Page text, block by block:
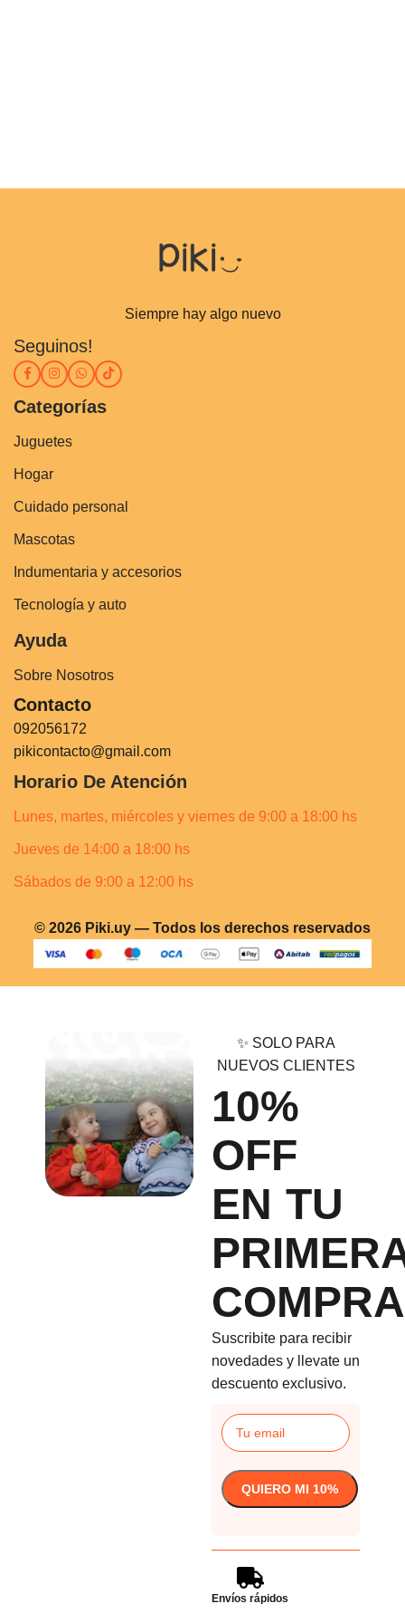
Siempre hay algo nuevo
Seguinos!
Categorías
Juguetes
Hogar
Cuidado personal
Mascotas
Indumentaria y accesorios
Tecnología y auto
Ayuda
Sobre Nosotros
Contacto
092056172
pikicontacto@gmail.com
Horario De Atención
Lunes, martes, miércoles y viernes de 9:00 a 18:00 hs
Jueves de 14:00 a 18:00 hs
Sábados de 9:00 a 12:00 hs
© 2026 Piki.uy — Todos los derechos reservados
✨ SOLO PARA
NUEVOS CLIENTES
10%
OFF
EN TU
COMPRA
Suscribite para recibir
novedades y llevate un
descuento exclusivo.
Envíos rápidos